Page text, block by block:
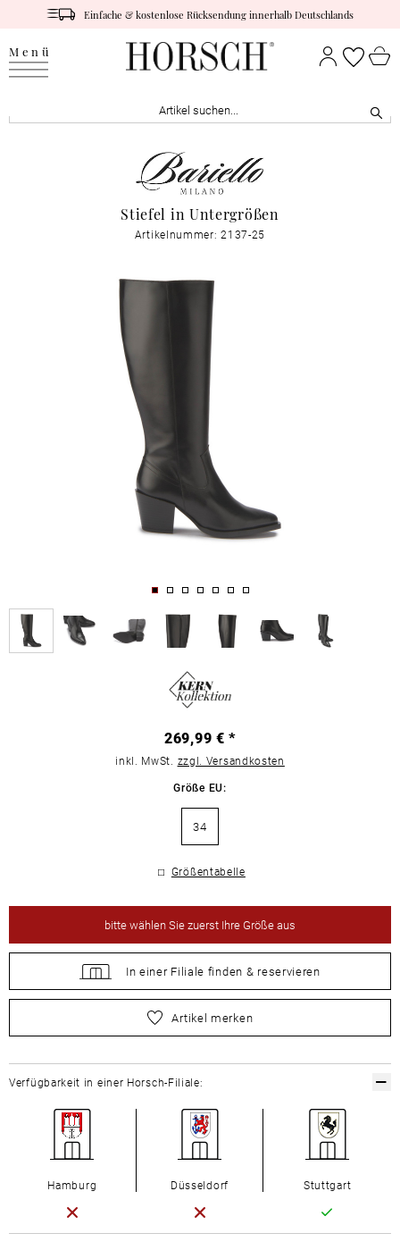
Einfache & kostenlose Rücksendung innerhalb Deutschlands
Menü
Stiefel in Untergrößen
Artikelnummer: 2137-25
269,99 € *
inkl. MwSt. zzgl. Versandkosten
Größe EU:
34
Größentabelle
bittewählen Sie zuerst Ihre Größe aus
In einer Filiale finden & reservieren
wählen Sie zuerst Ihre Größe aus
Artikel merken
Verfügbarkeit in einer Horsch-Filiale:
Hamburg Düsseldorf Stuttgart